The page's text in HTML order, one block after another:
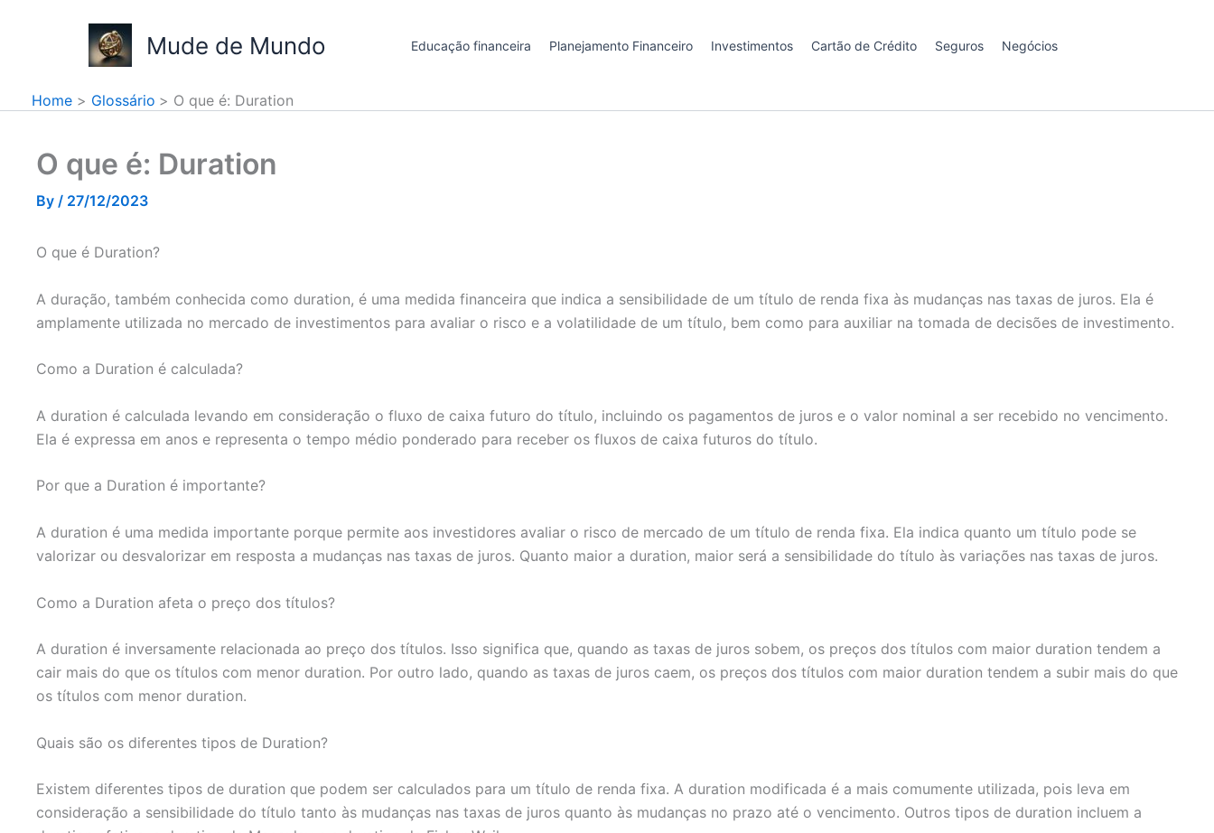
Mude de Mundo Educação financeira Planejamento Financeiro Investimentos Cartão de Crédito Seguros Negócios
Home Glossário O que é: Duration
O que é: Duration
By / 27/12/2023
O que é Duration?
A duração, também conhecida como duration, é uma medida financeira que indica a sensibilidade de um título de renda fixa às mudanças nas taxas de juros. Ela é
amplamente utilizada no mercado de investimentos para avaliar o risco e a volatilidade de um título, bem como para auxiliar na tomada de decisões de investimento.
Como a Duration é calculada?
A duration é calculada levando em consideração o fluxo de caixa futuro do título, incluindo os pagamentos de juros e o valor nominal a ser recebido no vencimento.
Ela é expressa em anos e representa o tempo médio ponderado para receber os fluxos de caixa futuros do título.
Por que a Duration é importante?
A duration é uma medida importante porque permite aos investidores avaliar o risco de mercado de um título de renda fixa. Ela indica quanto um título pode se
valorizar ou desvalorizar em resposta a mudanças nas taxas de juros. Quanto maior a duration, maior será a sensibilidade do título às variações nas taxas de juros.
Como a Duration afeta o preço dos títulos?
A duration é inversamente relacionada ao preço dos títulos. Isso significa que, quando as taxas de juros sobem, os preços dos títulos com maior duration tendem a
cair mais do que os títulos com menor duration. Por outro lado, quando as taxas de juros caem, os preços dos títulos com maior duration tendem a subir mais do que
os títulos com menor duration.
Quais são os diferentes tipos de Duration?
Existem diferentes tipos de duration que podem ser calculados para um título de renda fixa. A duration modificada é a mais comumente utilizada, pois leva em
consideração a sensibilidade do título tanto às mudanças nas taxas de juros quanto às mudanças no prazo até o vencimento. Outros tipos de duration incluem a